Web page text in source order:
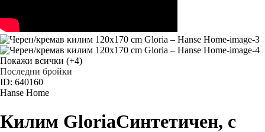
Покажи всички (+4)
Последни бройки
ID: 640160
Hanse Home
Килим GloriaСинтетичен, с